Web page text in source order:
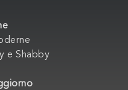
e Shabby